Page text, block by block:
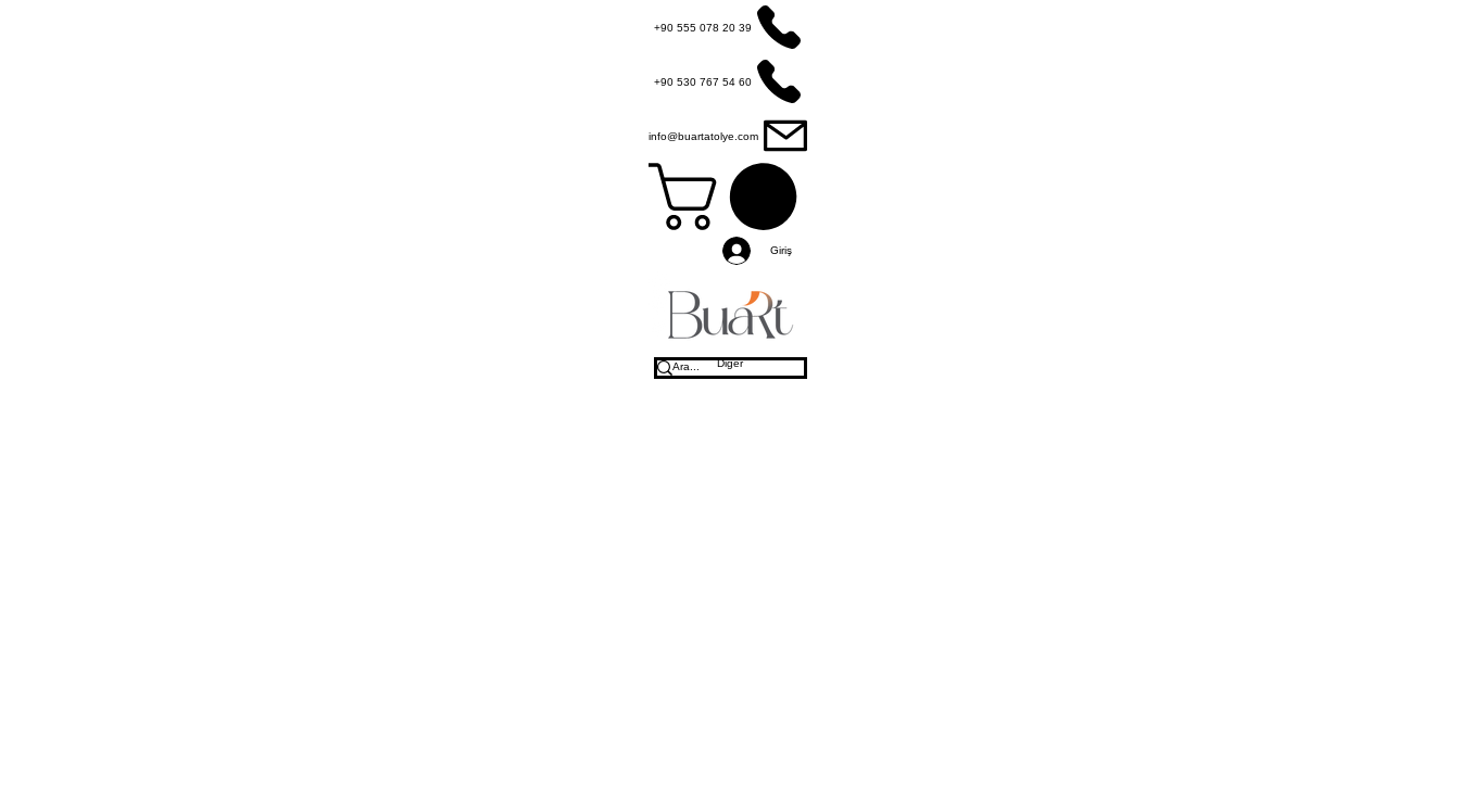
+90 555 078 20 39
+90 530 767 54 60
info@buartatolye.com
Giriş
Diğer